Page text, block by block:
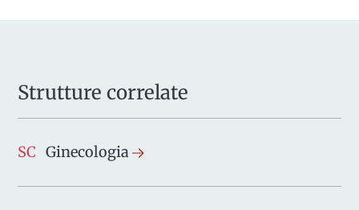
Strutture correlate
SC Ginecologia